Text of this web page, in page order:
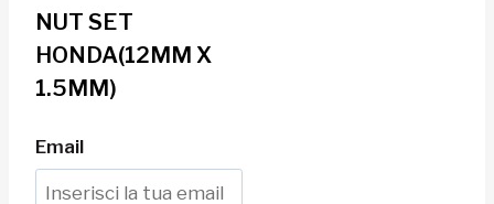
NUT SET
HONDA(12MM X
1.5MM)
Email